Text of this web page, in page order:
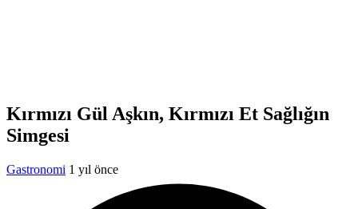
Kırmızı Gül Aşkın, Kırmızı Et Sağlığın
Simgesi
Gastronomi 1 yıl önce